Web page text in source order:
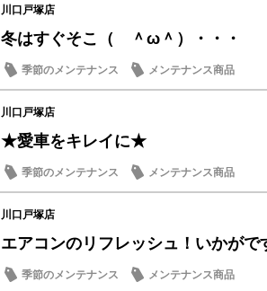
川口戸塚店
冬はすぐそこ（ ＾ω＾）・・・
季節のメンテナンス メンテナンス商品
川口戸塚店
★愛車をキレイに★
季節のメンテナンス メンテナンス商品
川口戸塚店
エアコンのリフレッシュ！いかがで
季節のメンテナンス メンテナンス商品